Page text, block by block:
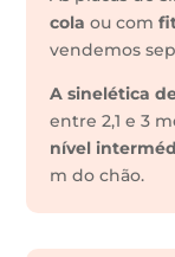
cola ou com
vendemos
A sinelética
entre 2,1 e 3
nível
m do chão.